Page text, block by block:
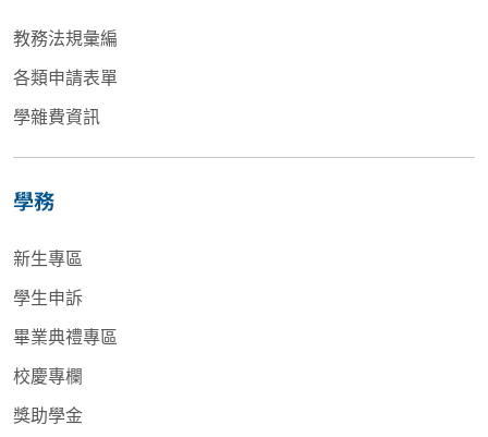
教務法規彙編
各類申請表單
學雜費資訊
學務
新生專區
學生申訴
畢業典禮專區
校慶專欄
獎助學金